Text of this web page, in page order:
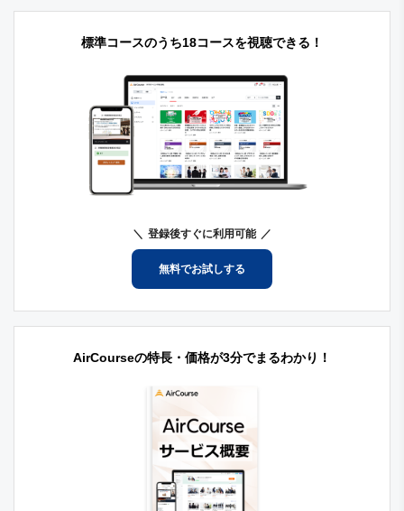
標準コースのうち18コースを視聴できる！
登録後すぐに利用可能
無料でお試しする
AirCourseの特長・価格が3分でまるわかり！